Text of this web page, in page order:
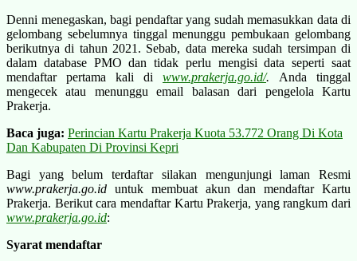
Denni menegaskan, bagi pendaftar yang sudah memasukkan data di
gelombang sebelumnya tinggal menunggu pembukaan gelombang
berikutnya di tahun 2021. Sebab, data mereka sudah tersimpan di
dalam database PMO dan tidak perlu mengisi data seperti saat
mendaftar pertama kali di www.prakerja.go.id/. Anda tinggal
mengecek atau menunggu email balasan dari pengelola Kartu
Prakerja.
Baca juga: Perincian Kartu Prakerja Kuota 53.772 Orang Di Kota
Dan Kabupaten Di Provinsi Kepri
Bagi yang belum terdaftar silakan mengunjungi laman Resmi
www.prakerja.go.id untuk membuat akun dan mendaftar Kartu
Prakerja. Berikut cara mendaftar Kartu Prakerja, yang rangkum dari
www.prakerja.go.id:
Syarat mendaftar